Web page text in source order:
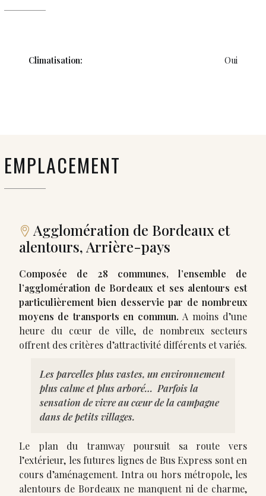
Climatisation: Oui
EMPLACEMENT
Agglomération de Bordeaux et
alentours, Arrière-pays
Composée de 28 communes, l’ensemble de
l’agglomération de Bordeaux et ses alentours est
particulièrement bien desservie par de nombreux
moyens de transports en commun. A moins d’une
heure du cœur de ville, de nombreux secteurs
offrent des critères d’attractivité différents et variés.
Les parcelles plus vastes, un environnement
plus calme et plus arboré… Parfois la
sensation de vivre au cœur de la campagne
dans de petits villages.
Le plan du tramway poursuit sa route vers
l’extérieur, les futures lignes de Bus Express sont en
cours d’aménagement. Intra ou hors métropole, les
alentours de Bordeaux ne manquent ni de charme,